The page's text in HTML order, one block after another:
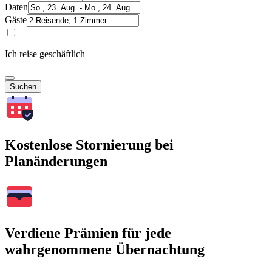
Daten
Gäste
Ich reise geschäftlich
Suchen
Kostenlose Stornierung bei
Planänderungen
Verdiene Prämien für jede
wahrgenommene Übernachtung